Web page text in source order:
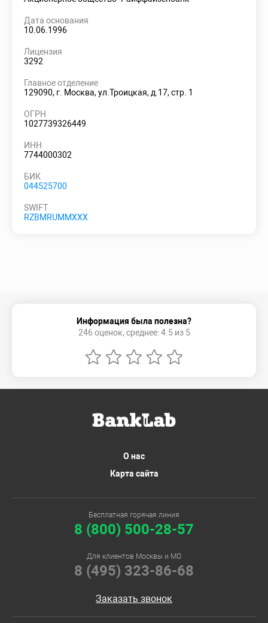
Дата основания
10.06.1996
Лицензия
3292
Главное отделение
129090, г. Москва, ул.Троицкая, д.17, стр. 1
ОГРН
1027739326449
ИНН
7744000302
БИК
044525700
SWIFT
RZBMRUMMXXX
Информация была полезна?
246 оценок, среднее: 4.5 из 5
О нас
Карта сайта
Бесплатная горячая линия
8 (800) 500-28-57
Для клиентов Москвы и МО
8 (495) 323-86-68
Заказать звонок